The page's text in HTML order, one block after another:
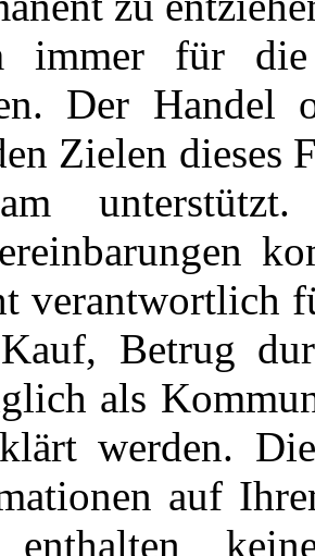
immer für
Der Handel
Zielen dieses
verantwortlich
Betrug
als
werden.
auf
enthalten